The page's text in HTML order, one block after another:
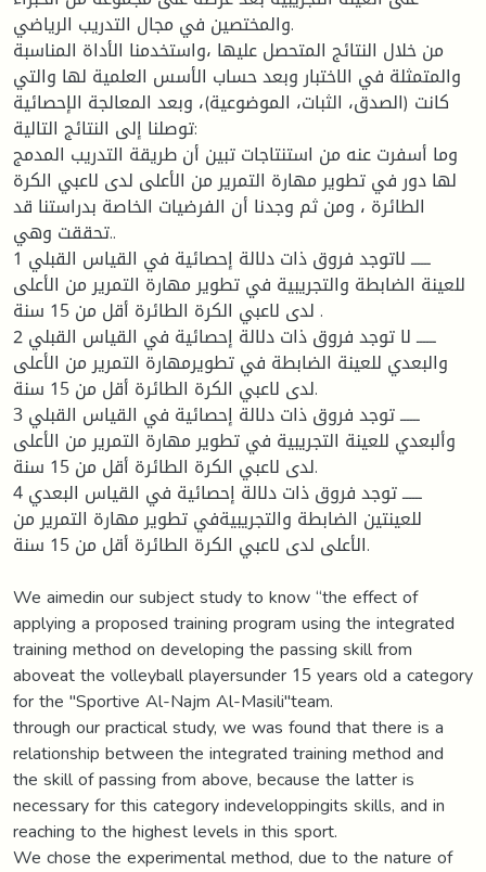
والمختصين في مجال التدريب الرياضي.
من خلال النتائج المتحصل عليها ،واستخدمنا الأداة المناسبة
والمتمثلة في الاختبار وبعد حساب الأسس العلمية لها والتي
كانت (الصدق، الثبات، الموضوعية)، وبعد المعالجة الإحصائية
توصلنا إلى النتائج التالية:
وما أسفرت عنه من استنتاجات تبين أن طريقة التدريب المدمج
لها دور في تطوير مهارة التمرير من الأعلى لدى لاعبي الكرة
الطائرة ، ومن ثم وجدنا أن الفرضيات الخاصة بدراستنا قد
تحققت وهي..
1 ــــــ لاتوجد فروق ذات دلالة إحصائية في القياس القبلي
للعينة الضابطة والتجريبية في تطوير مهارة التمرير من الأعلى
لدى لاعبي الكرة الطائرة أقل من 15 سنة .
2 ــــــ لا توجد فروق ذات دلالة إحصائية في القياس القبلي
والبعدي للعينة الضابطة في تطويرمهارة التمرير من الأعلى
لدى لاعبي الكرة الطائرة أقل من 15 سنة.
3 ــــــ توجد فروق ذات دلالة إحصائية في القياس القبلي
وألبعدي للعينة التجريبية في تطوير مهارة التمرير من الأعلى
لدى لاعبي الكرة الطائرة أقل من 15 سنة.
4 ــــــ توجد فروق ذات دلالة إحصائية في القياس البعدي
للعينتين الضابطة والتجريبيةفي تطوير مهارة التمرير من
الأعلى لدى لاعبي الكرة الطائرة أقل من 15 سنة.
We aimedin our subject study to know “the effect of
applying a proposed training program using the integrated
training method on developing the passing skill from
aboveat the volleyball playersunder 15 years old a category
for the "Sportive Al-Najm Al-Masili"team.
through our practical study, we was found that there is a
relationship between the integrated training method and
the skill of passing from above, because the latter is
necessary for this category indeveloppingits skills, and in
reaching to the highest levels in this sport.
We chose the experimental method, due to the nature of